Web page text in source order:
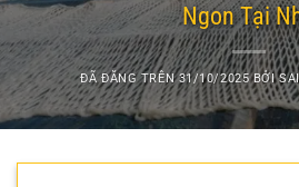
Ngon Tại
ĐÃ ĐĂNG TRÊN31/10/2025 BỞI